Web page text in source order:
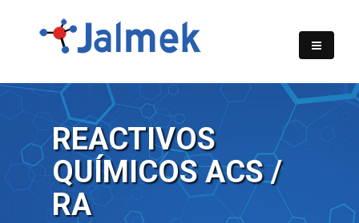
REACTIVOS
QUÍMICOS ACS /
RA